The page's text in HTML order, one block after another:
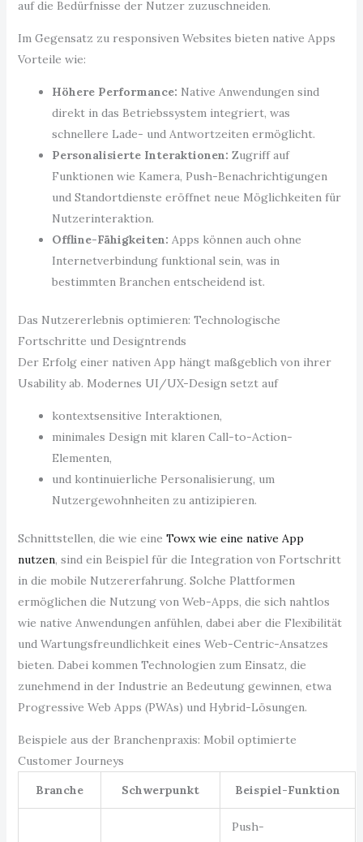
auf die Bedürfnisse der Nutzer zuzuschneiden.
Im Gegensatz zu responsiven Websites bieten native Apps
Vorteile wie:
Höhere Performance: Native Anwendungen sind
direkt in das Betriebssystem integriert, was
schnellere Lade- und Antwortzeiten ermöglicht.
Personalisierte Interaktionen: Zugriff auf
Funktionen wie Kamera, Push-Benachrichtigungen
und Standortdienste eröffnet neue Möglichkeiten für
Nutzerinteraktion.
Offline-Fähigkeiten: Apps können auch ohne
Internetverbindung funktional sein, was in
bestimmten Branchen entscheidend ist.
Das Nutzererlebnis optimieren: Technologische
Fortschritte und Designtrends
Der Erfolg einer nativen App hängt maßgeblich von ihrer
Usability ab. Modernes UI/UX-Design setzt auf
kontextsensitive Interaktionen,
minimales Design mit klaren Call-to-Action-
Elementen,
und kontinuierliche Personalisierung, um
Nutzergewohnheiten zu antizipieren.
Schnittstellen, die wie eine Towx wie eine native App
nutzen, sind ein Beispiel für die Integration von Fortschritt
in die mobile Nutzererfahrung. Solche Plattformen
ermöglichen die Nutzung von Web-Apps, die sich nahtlos
wie native Anwendungen anfühlen, dabei aber die Flexibilität
und Wartungsfreundlichkeit eines Web-Centric-Ansatzes
bieten. Dabei kommen Technologien zum Einsatz, die
zunehmend in der Industrie an Bedeutung gewinnen, etwa
Progressive Web Apps (PWAs) und Hybrid-Lösungen.
Beispiele aus der Branchenpraxis: Mobil optimierte
Customer Journeys
Branche
Schwerpunkt Beispiel-Funktion
Push-